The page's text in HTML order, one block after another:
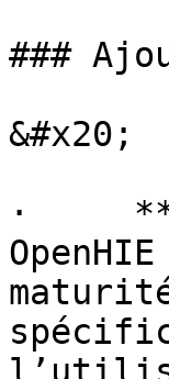
###
&#x20;
·